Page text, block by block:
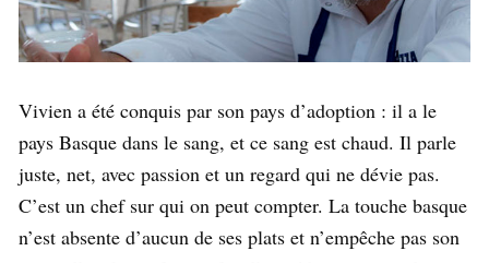
Vivien a été conquis par son pays d’adoption : il a le
pays Basque dans le sang, et ce sang est chaud. Il parle
juste, net, avec passion et un regard qui ne dévie pas.
C’est un chef sur qui on peut compter. La touche basque
n’est absente d’aucun de ses plats et n’empêche pas son